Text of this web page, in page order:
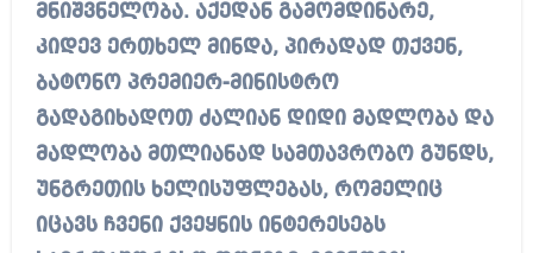
მნიშვნელობა. აქედან გამომდინარე,
კიდევ ერთხელ მინდა, პირადად თქვენ,
ბატონო პრემიერ-მინისტრო
გადაგიხადოთ ძალიან დიდი მადლობა და
მადლობა მთლიანად სამთავრობო გუნდს,
უნგრეთის ხელისუფლებას, რომელიც
იცავს ჩვენი ქვეყნის ინტერესებს